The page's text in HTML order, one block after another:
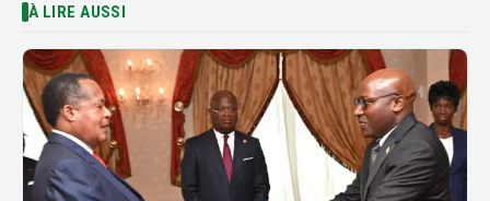
À LIRE AUSSI